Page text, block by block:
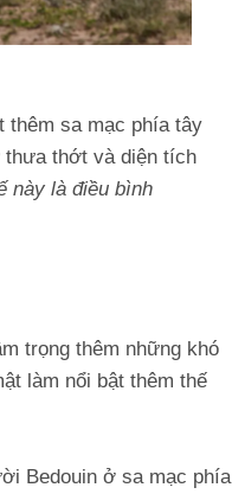
thêm sa mạc phía tây
thưa thớt và diện tích
này là điều bình
trọng thêm những khó
làm nổi bật thêm thế
Bedouin ở sa mạc phía